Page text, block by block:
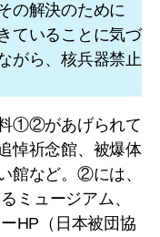
の解決のために
ていることに気づ
がら、核兵器禁止
①②があげられて
悼祈念館、被爆体
館など。②には、
ミュージアム、
HP（日本被団協